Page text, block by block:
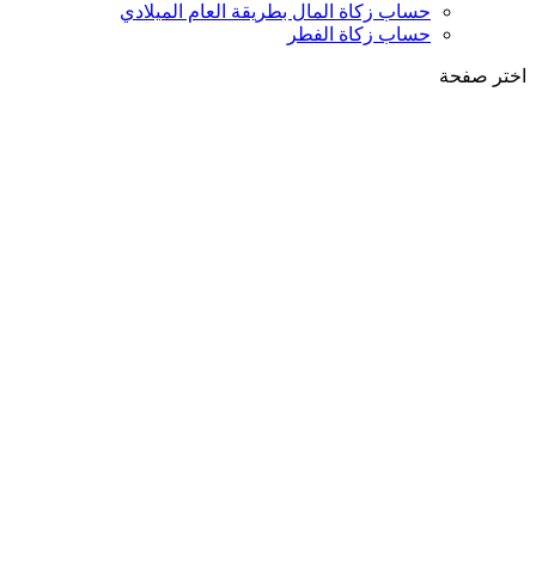
حساب زكاة المال بطريقة العام الميلادي
حساب زكاة الفطر
اختر صفحة